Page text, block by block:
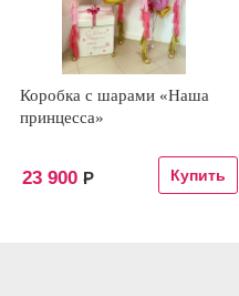
Коробка с шарами «Наша
принцесса»
23 900 Р